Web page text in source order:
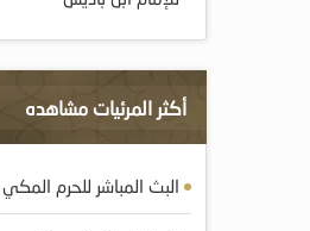
أكثر المرئيات مشاهده
البث المباشر للحرم المكي